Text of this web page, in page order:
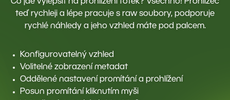
Co jde vylepšit na prohlížení fotek? Všechno! Prohlížeč
teď rychleji a lépe pracuje s raw soubory, podporuje
rychlé náhledy a jeho vzhled máte pod palcem.
Konfigurovatelný vzhled
Volitelné zobrazení metadat
Oddělené nastavení promítání a prohlížení
Posun promítání kliknutím myši